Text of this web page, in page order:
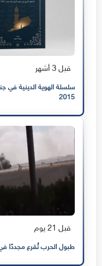
قبل 3 أشهر
سلسلة الهوية الدينية في
2015
قبل 21 يوم
طبول الحرب تُقرع مجددًا